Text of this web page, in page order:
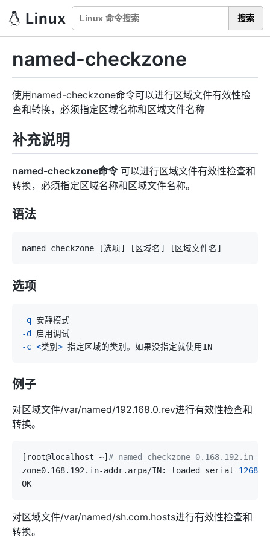
搜索
named-checkzone
使用named-checkzone命令可以进行区域文件有效性检
查和转换，必须指定区域名称和区域文件名称
补充说明
named-checkzone命令可以进行区域文件有效性检查和
转换，必须指定区域名称和区域文件名称。
语法
named-checkzone [选项] [ 区域名 ] [ 区域文件名 ]
选项
-q
-d
-c <类别 >
例子
对区域文件/var/named/192.168.0.rev进行有效性检查和
转换。
[ root@localhost ~] # named-checkzone 0.168.192.in-
zone0.168.192.in-addr.arpa/IN: loaded serial
对区域文件/var/named/sh.com.hosts进行有效性检查和
转换。